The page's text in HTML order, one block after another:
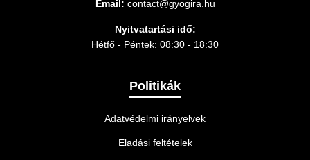
Email: contact@gyogira.hu
Nyitvatartási idő:
Hétfő - Péntek: 08:30 - 18:30
Politikák
Adatvédelmi irányelvek
Eladási feltételek